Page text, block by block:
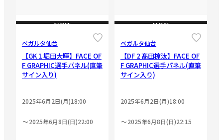
CLOSE
ベガルタ仙台
【GK 1 堀田大暉】FACE OF
F GRAPHIC選手パネル(直筆
サイン入り)
2025年6月2日(月)18:00
2025年6月8日(日)22:00
CLOSE
ベガルタ仙台
【DF 2 髙田椋汰】FACE OF
F GRAPHIC選手パネル(直筆
サイン入り)
2025年6月2日(月)18:00
2025年6月8日(日)22:15